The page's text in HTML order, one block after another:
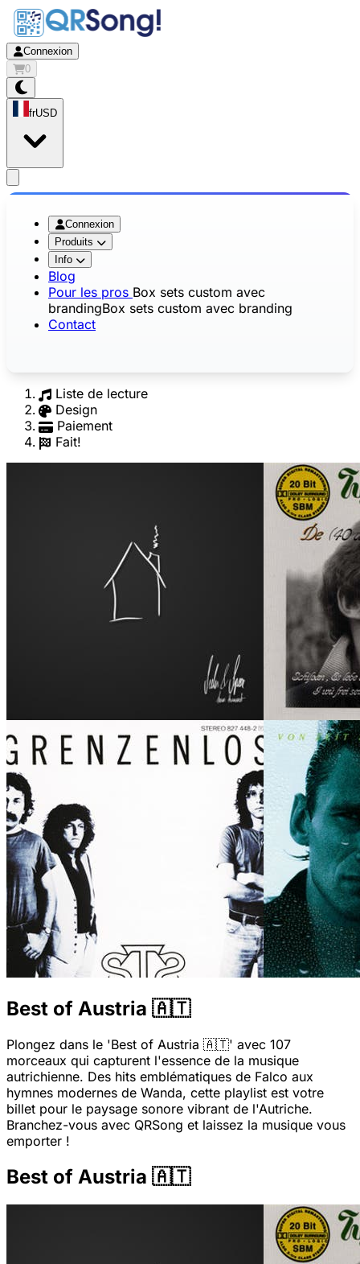
Connexion
0
frUSD
Connexion
Produits
Info
Blog
Pour les pros Box sets custom avec
brandingBox sets custom avec branding
Contact
Liste de lecture
Design
Paiement
Fait!
Best of Austria 🇦🇹
Plongez dans le 'Best of Austria 🇦🇹' avec 107
morceaux qui capturent l'essence de la musique
autrichienne. Des hits emblématiques de Falco aux
hymnes modernes de Wanda, cette playlist est votre
billet pour le paysage sonore vibrant de l'Autriche.
Branchez-vous avec QRSong et laissez la musique vous
emporter !
Best of Austria 🇦🇹